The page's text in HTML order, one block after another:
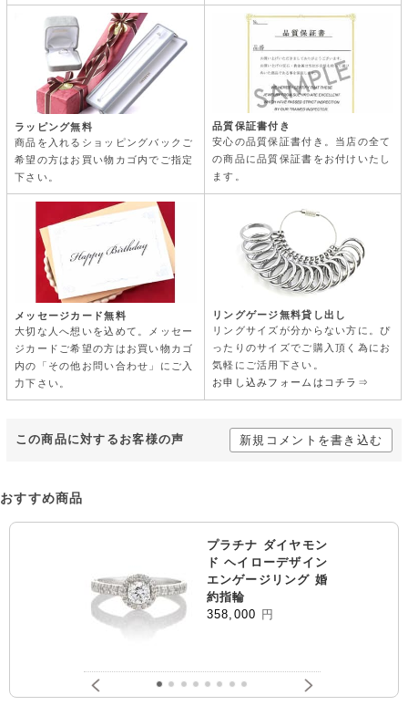
ラッピング無料
商品を入れるショッピングバックご
希望の方はお買い物カゴ内でご指定
下さい。
品質保証書付き
安心の品質保証書付き。当店の全て
の商品に品質保証書をお付けいたし
ます。
メッセージカード無料
大切な人へ想いを込めて。メッセー
ジカードご希望の方はお買い物カゴ
内の「その他お問い合わせ」にご入
力下さい。
リングゲージ無料貸し出し
リングサイズが分からない方に。ぴ
ったりのサイズでご購入頂く為にお
気軽にご活用下さい。
お申し込みフォームはコチラ⇒
この商品に対するお客様の声 新規コメントを書き込む
おすすめ商品
プラチナ ダイヤモン
ド ヘイローデザイン
エンゲージリング 婚
約指輪
358,000 円